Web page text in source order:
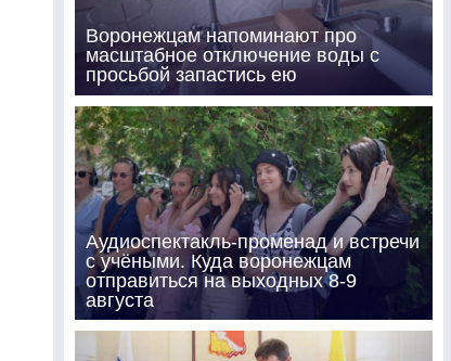
Воронежцам напоминают про
масштабное отключение воды с
просьбой запастись ею
Аудиоспектакль-променад и встречи
с учёными. Куда воронежцам
отправиться на выходных 8-9
августа